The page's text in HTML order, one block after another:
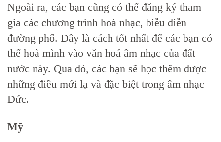
Ngoài ra, các bạn cũng có thể đăng ký tham
gia các chương trình hoà nhạc, biễu diễn
đường phố. Đây là cách tốt nhất để các bạn có
thể hoà mình vào văn hoá âm nhạc của đất
nước này. Qua đó, các bạn sẽ học thêm được
những điều mới lạ và đặc biệt trong âm nhạc
Đức.
Mỹ